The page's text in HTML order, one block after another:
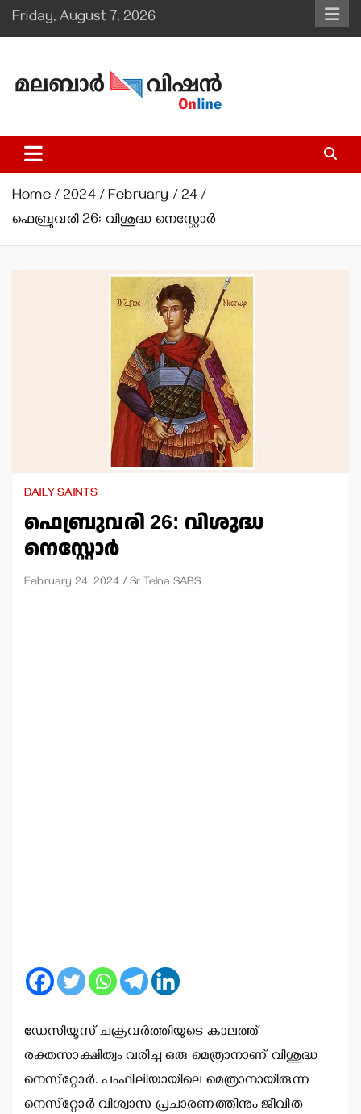
Skip
to
Friday, August 7, 2026
Malabar Vision Online
Illuminating Diocesan News with Divine Clarity.
Home 2024 February
24
ഫെബ്രുവരി 26: വിശുദ്ധ നെസ്റ്റോര്‍
DAILY SAINTS
ഫെബ്രുവരി 26: വിശുദ്ധ
നെസ്റ്റോര്‍
February 24, 2024 Sr Telna SABS
ഡേസിയൂസ് ചക്രവര്‍ത്തിയുടെ കാലത്ത്
രക്തസാക്ഷിത്വം വരിച്ച ഒരു മെത്രാനാണ് വിശുദ്ധ
നെസ്‌റ്റോര്‍. പംഫിലിയായിലെ മെത്രാനായിരുന്ന
നെസ്‌റ്റോര്‍ വിശ്വാസ പ്രചാരണത്തിനും ജീവിത